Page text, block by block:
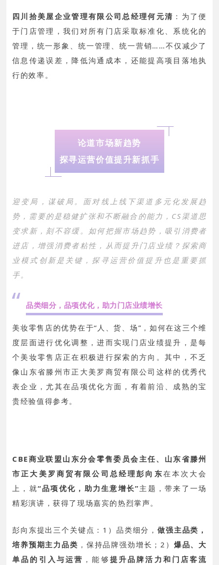
四川拾美屋企业管理有限公司总经理何元清 ： 为了便
于门店管理，我们对所有门店采取标准化、系统化的
管理，统一形象、统一管理、统一营销……不仅减少了
信息传递误差，降低沟通成本，还能提高项目落地执
行的效率。
论道市场新趋势
探寻运营价值提升新抓手
迎变局，谋破局。面对线上线下渠道多元化发展趋
势，需要的是稳健扩张和不断融合的能力，CS渠道思
变求新，刻不容缓。如何把握市场趋势，吸引消费者
进店，增强消费者粘性，从而提升门店业绩？探索商
业模式创新是关键，探寻运营价值提升也是重要抓
手。
“ 品类细分，品项优化，助力门店业绩增长
美妆零售店的优势在于“人、货、场”，如何在这三个维
度层面进行优化调整，进而实现门店业绩提升，是每
个美妆零售店正在积极进行探索的方向。其中，不乏
像山东省滕州市正大美罗商贸有限公司这样的优秀代
表企业，尤其在品项优化方面，有着前沿、成熟的宝
贵经验值得参考。
CBE商业联盟山东分会零售委员会主任、山东省滕州
市正大美罗商贸有限公司总经理彭向东在本次大会
上，就“品项优化，助力生意增长”主题，带来了一场
精彩演讲，获得了现场嘉宾的热烈掌声。
彭向东提出三个关键点：1）品类细分，做强主品类，
培养预期主力品类 ，保持品牌强劲增长；2） 爆品、大
单品的引入与运营 ，能够 提升品牌活力和门店客流